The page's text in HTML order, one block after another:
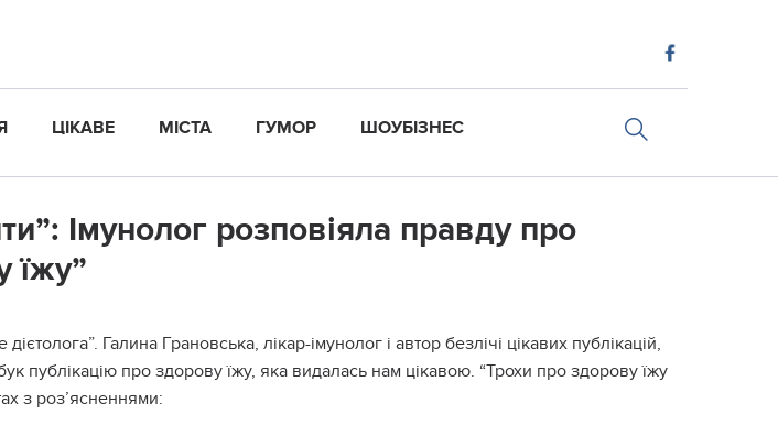
ЦІКАВЕ МІСТА ГУМОР ШОУБІЗНЕС
Імунолог розповіяла правду про
їжу”
Галина Грановська, лікар-імунолог і автор безлічі цікавих публікацій,
публікацію про здорову їжу, яка видалась нам цікавою. “Трохи про здорову їжу
з роз’ясненнями: